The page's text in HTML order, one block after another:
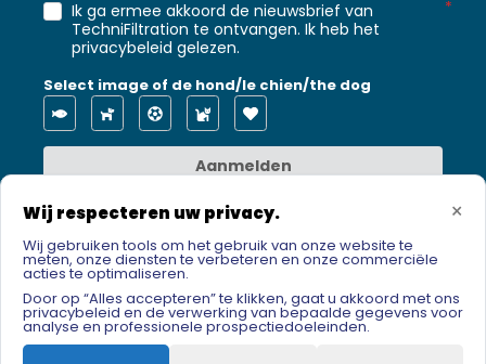
Ik ga ermee akkoord de nieuwsbrief van
TechniFiltration te ontvangen. Ik heb het
privacybeleid gelezen.
Select image of de hond/le chien/the dog
Aanmelden
Copyright 2022 – Techni Filtration. Alle rechten
Wij respecteren uw privacy. ×
Wij gebruiken tools om het gebruik van onze website te
meten, onze diensten te verbeteren en onze commerciële
acties te optimaliseren.
Door op “Alles accepteren” te klikken, gaat u akkoord met ons
privacybeleid en de verwerking van bepaalde gegevens voor
analyse en professionele prospectiedoeleinden.